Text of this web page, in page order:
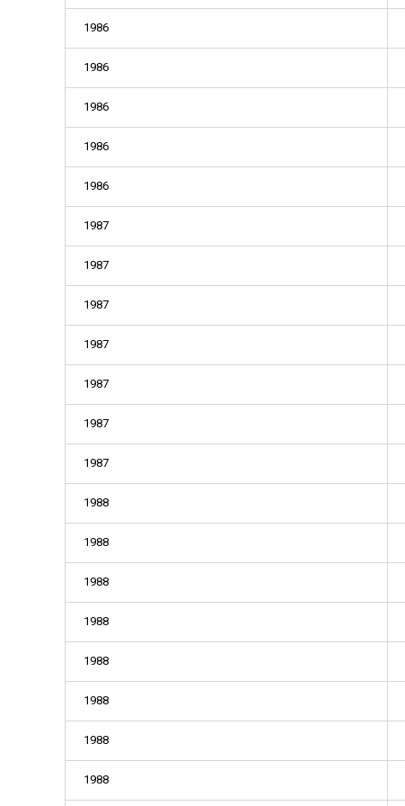
1986
1986
1986
1986
1986
1987
1987
1987
1987
1987
1987
1987
1988
1988
1988
1988
1988
1988
1988
1988